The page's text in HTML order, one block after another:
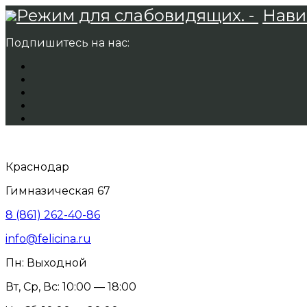
Режим для слабовидящих. -
Подпишитесь на нас:
Краснодар
Гимназическая 67
8 (861) 262-40-86
info@felicina.ru
Пн: Выходной
Вт, Ср, Вс: 10:00 — 18:00